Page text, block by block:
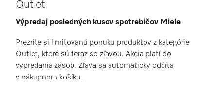
Outlet
Výpredaj posledných kusov spotrebičov Miele
Prezrite si limitovanú ponuku produktov z kategórie
Outlet, ktoré sú teraz so zľavou. Akcia platí do
vypredania zásob. Zľava sa automaticky odčíta
v nákupnom košíku.